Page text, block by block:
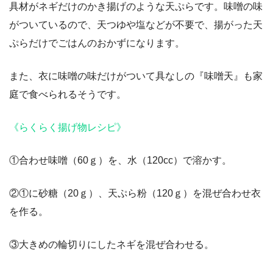
具材がネギだけのかき揚げのような天ぷらです。味噌の味
がついているので、天つゆや塩などが不要で、揚がった天
ぷらだけでごはんのおかずになります。
また、衣に味噌の味だけがついて具なしの『味噌天』も家
庭で食べられるそうです。
《らくらく揚げ物レシピ》
①合わせ味噌（60ｇ）を、水（120cc）で溶かす。
②①に砂糖（20ｇ）、天ぷら粉（120ｇ）を混ぜ合わせ衣
を作る。
③大きめの輪切りにしたネギを混ぜ合わせる。